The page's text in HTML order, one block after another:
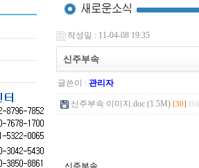
작성일 : 11-04-08 19:35
신주부속
글쓴이 :관리자
신주부속 이미지.doc (1.5M) [30]
신주부속